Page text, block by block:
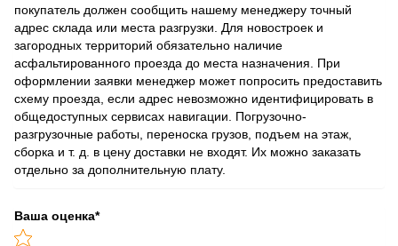
покупатель должен сообщить нашему менеджеру точный
адрес склада или места разгрузки. Для новостроек и
загородных территорий обязательно наличие
асфальтированного проезда до места назначения. При
оформлении заявки менеджер может попросить предоставить
схему проезда, если адрес невозможно идентифицировать в
общедоступных сервисах навигации. Погрузочно-
разгрузочные работы, переноска грузов, подъем на этаж,
сборка и т. д. в цену доставки не входят. Их можно заказать
отдельно за дополнительную плату.
Ваша оценка*